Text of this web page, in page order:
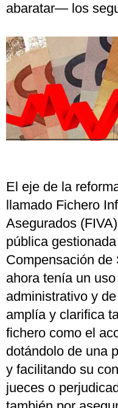
abaratar— los
El eje de la
llamado Fichero
Asegurados
pública
Compensación de
ahora tenía un
administrativo y
amplía y clarifica
fichero como el
dotándolo de una
y facilitando su
jueces o